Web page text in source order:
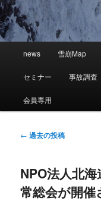
ュ
メ
イ
ン
コ
テ
サ
ブ
コ
ン
ン
news 雪崩Map
セミナー 事故調査
会員専用
投
ビ
ゲ
ー
← 過去の投稿
NPO法人北
常総会が開催